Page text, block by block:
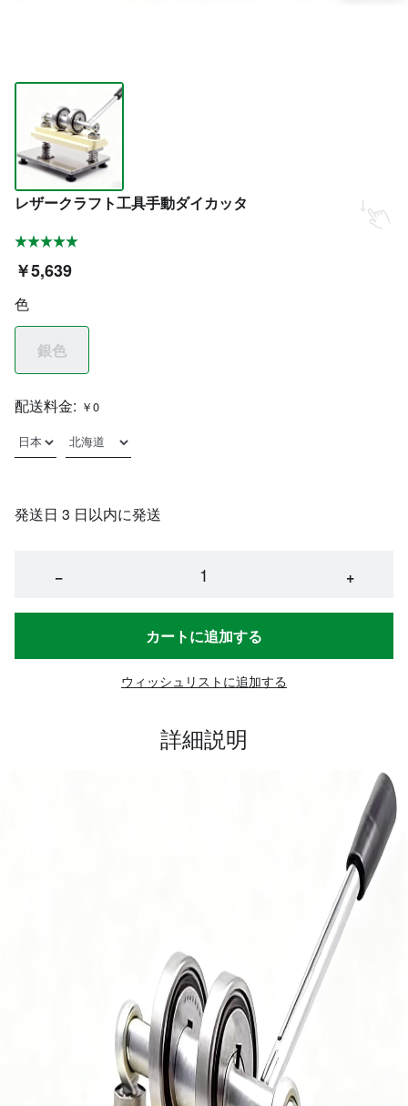
レザークラフト工具手動ダイカッタ
￥5,639
色
銀色
配送料金: ￥0
発送日 3 日以内に発送
− +
カートに追加する
ウィッシュリストに追加する
詳細説明